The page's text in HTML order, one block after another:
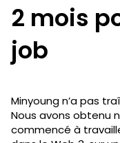
2 mois
job
Minyoung n’a pas
Nous avons obtenu
commencé à